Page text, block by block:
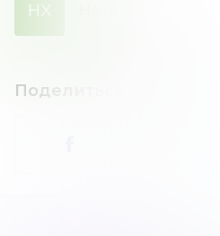
НХ
Поделиться новостью